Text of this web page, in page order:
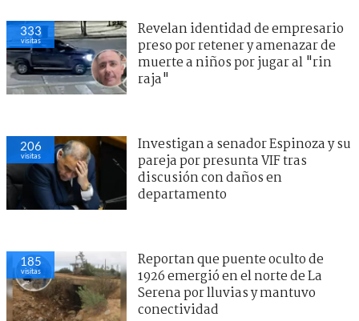
333
visitas
Revelan identidad de empresario
preso por retener y amenazar de
muerte a niños por jugar al "rin
raja"
206
visitas
Investigan a senador Espinoza y su
pareja por presunta VIF tras
discusión con daños en
departamento
185
visitas
Reportan que puente oculto de
1926 emergió en el norte de La
Serena por lluvias y mantuvo
conectividad